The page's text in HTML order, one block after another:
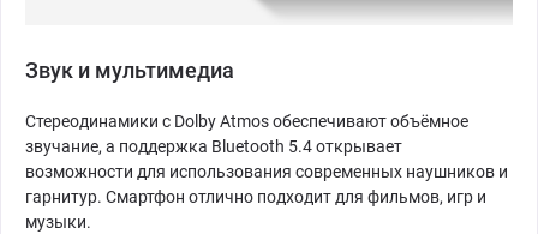
Звук и мультимедиа
Стереодинамики с Dolby Atmos обеспечивают объёмное
звучание, а поддержка Bluetooth 5.4 открывает
возможности для использования современных наушников и
гарнитур. Смартфон отлично подходит для фильмов, игр и
музыки.